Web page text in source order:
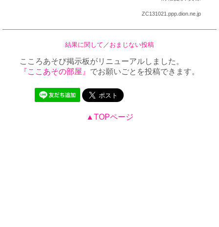
ZC131021.ppp.dion.ne.jp
結果に関して ／ おまじない投稿
こころあそび掲示板がリニューアルしました。
『ここあその部屋』 でお願いごとを投稿できます。
▲TOPページ